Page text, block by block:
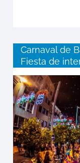
Carnaval de
Fiesta de